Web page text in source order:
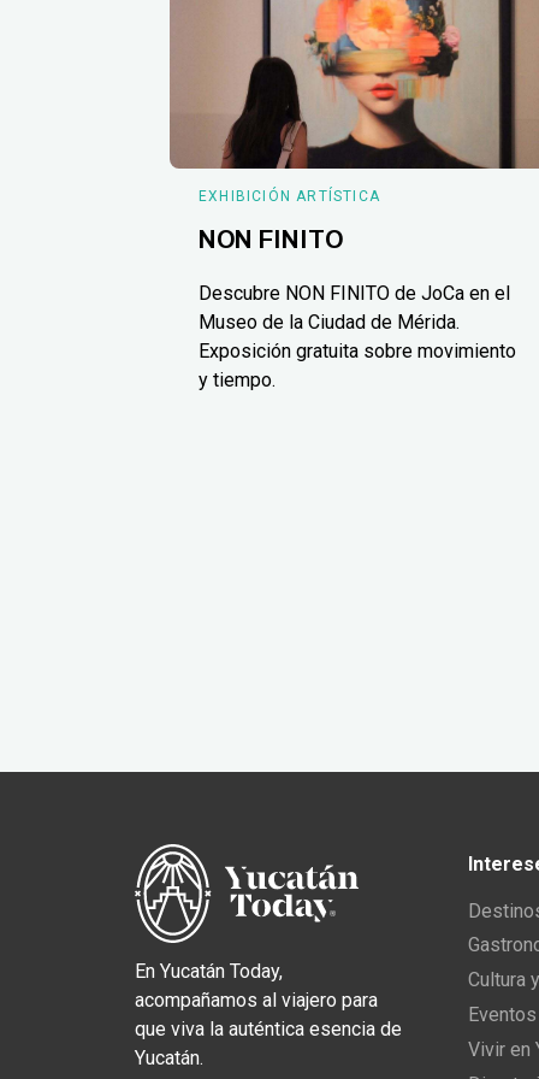
EXHIBICIÓN ARTÍSTICA
NON FINITO
Descubre NON FINITO de JoCa en el
Museo de la Ciudad de Mérida.
Exposición gratuita sobre movimiento
y tiempo.
En Yucatán Today,
acompañamos al viajero para
que viva la auténtica esencia de
Yucatán.
Cultura
Vivir en